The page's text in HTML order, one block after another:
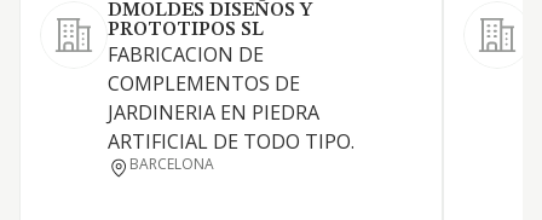
DMOLDES DISEÑOS Y
PROTOTIPOS SL
FABRICACION DE
COMPLEMENTOS DE
JARDINERIA EN PIEDRA
ARTIFICIAL DE TODO TIPO.
BARCELONA